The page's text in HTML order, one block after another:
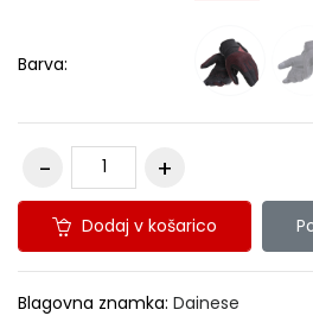
Barva:
Dodaj v košarico
Blagovna znamka: Dainese